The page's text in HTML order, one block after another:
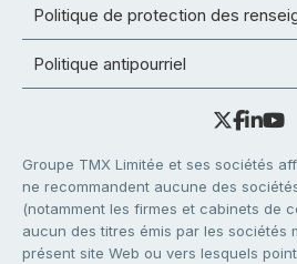
Politique de protection des
Politique antipourriel
Groupe TMX Limitée et ses sociétés
ne recommandent aucune des
(notamment les firmes et cabinets de
aucun des titres émis par les sociétés
présent site Web ou vers lesquels